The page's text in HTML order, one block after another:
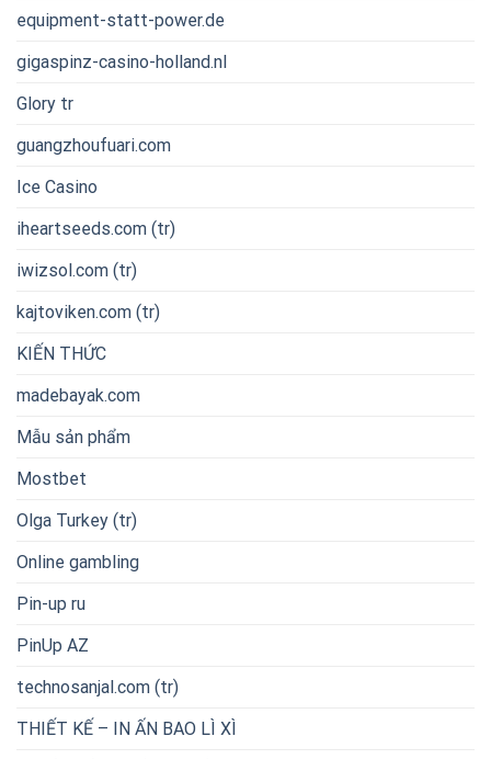
equipment-statt-power.de
gigaspinz-casino-holland.nl
Glory tr
guangzhoufuari.com
Ice Casino
iheartseeds.com (tr)
iwizsol.com (tr)
kajtoviken.com (tr)
KIẾN THỨC
madebayak.com
Mẫu sản phẩm
Mostbet
Olga Turkey (tr)
Online gambling
Pin-up ru
PinUp AZ
technosanjal.com (tr)
THIẾT KẾ – IN ẤN BAO LÌ XÌ